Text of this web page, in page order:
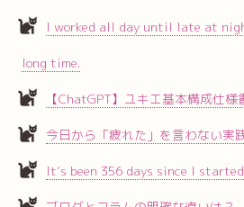
I worked all day until late at
long time.
【ChatGPT】ユキエ基本構成仕様
今日から「疲れた」を言わない実
It’s been 356 days since I